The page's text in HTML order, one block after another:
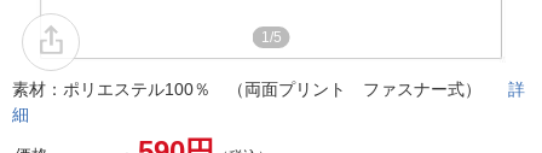
1/5
素材：ポリエステル100％ （両面プリント ファスナー式） 詳
細